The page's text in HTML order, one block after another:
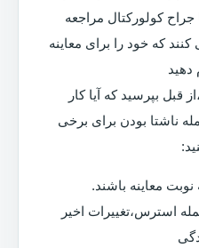
کولورکتال مراجعه
که خود را برای معاینه
دهید
قبل بپرسید که آیا کار
ناشتا بودن برای برخی
نوبت معاینه باشند.
استرس،تغییرات اخیر